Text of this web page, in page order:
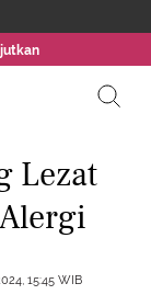
Lezat
15:45 WIB